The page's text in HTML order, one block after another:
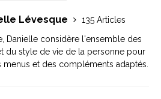
Lévesque
135 Articles
Danielle considère l'ensemble des
du style de vie de la personne pour
et des compléments adaptés.